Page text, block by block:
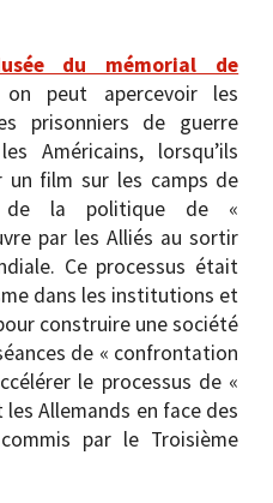
du mémorial de
peut apercevoir les
prisonniers de guerre
Américains, lorsqu’ils
un film sur les camps de
de la politique de «
par les Alliés au sortir
Ce processus était
dans les institutions et
construire une société
de « confrontation
le processus de «
Allemands en face des
par le Troisième